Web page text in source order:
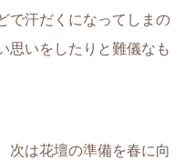
で汗だくになってしまの
思いをしたりと難儀なも
次は花壇の準備を春に向